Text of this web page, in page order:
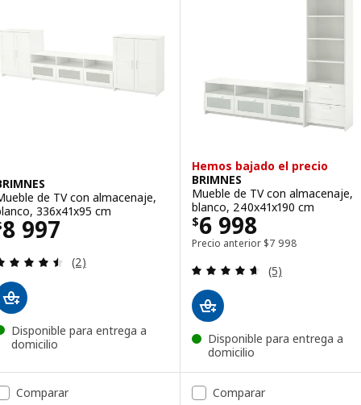
Opción: BESTÅ, Mueble de TV
de TV con almacenaje,
336x41x95 cm
8 997$ 8997
Revisa: 4.5 de 5 estrellas. Total opiniones:
(2)
Disponible para entrega a
domicilio
Hemos bajado el precio
BRIMNES
Mueble de TV con almacenaje,
blanco, 240x41x190 cm
$6 998
Precio $ 6998
Precio anterior $7 998
Precio anterior $
Revisa: 4.6 de
(5)
Disponible para entrega a
domicilio
Comparar Comparar